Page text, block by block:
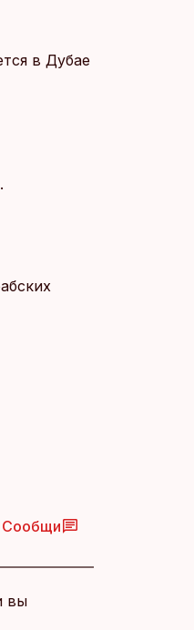
в Дубае
Сообщи
вы